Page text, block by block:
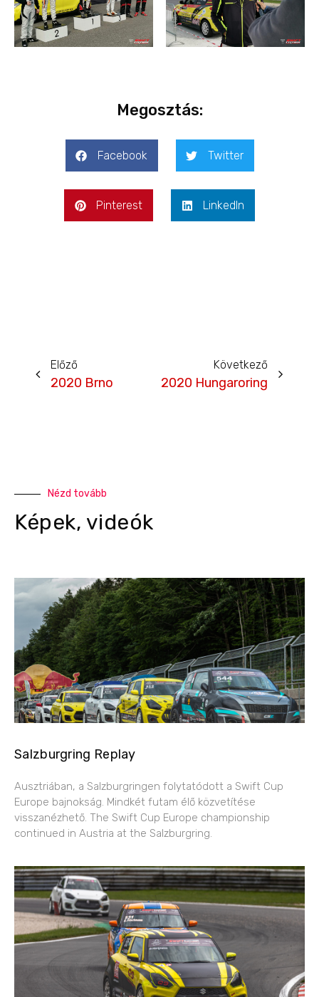
Megosztás:
Facebook Twitter
Pinterest LinkedIn
Előző
2020 Brno
Következő
2020 Hungaroring
Nézd tovább
Képek, videók
Salzburgring Replay
Ausztriában, a Salzburgringen folytatódott a Swift Cup
Europe bajnokság. Mindkét futam élő közvetítése
visszanézhető. The Swift Cup Europe championship
continued in Austria at the Salzburgring.